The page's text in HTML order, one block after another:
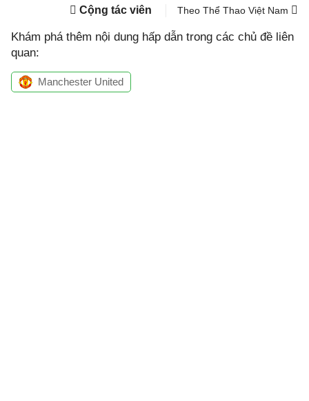
Cộng tác viên Theo Thể Thao Việt Nam
Khám phá thêm nội dung hấp dẫn trong các chủ đề liên
quan:
Manchester United